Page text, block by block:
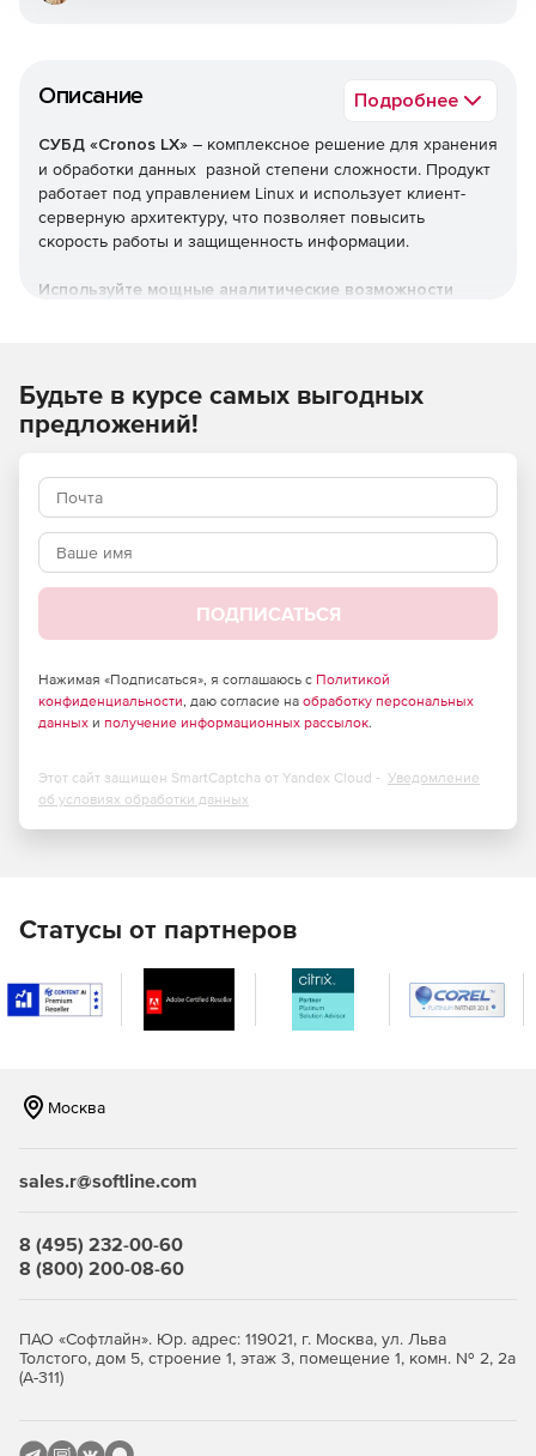
Описание Подробнее
СУБД «Cronos LX» – комплексное решение для хранения
и обработки данных разной степени сложности. Продукт
работает под управлением Linux и использует клиент-
серверную архитектуру, что позволяет повысить
скорость работы и защищенность информации.
Используйте мощные аналитические возможности
Основные преимущества
Высокая скорость работы и динамическое сжатие
Безопасность данных. Создание иерархической
системы делегирования прав доступа и
дополнительных методов защиты информации.
отчет.
Сетевая модель данных, отражающая иерархию
отображения связей объектов. Полезная опция для
информационно-аналитических подразделений и
Ключевые возможности
Организация и хранение данных
Использование полей типа «Файл».
независимых значений («множественных полей»).
Поиск и анализ
Будьте в курсе самых выгодных
предложений!
ПОДПИСАТЬСЯ
Нажимая «Подписаться», я соглашаюсь с Политикой
конфиденциальности, даю согласие на обработку персональных
данных и получение информационных рассылок.
Этот сайт защищен SmartCaptcha от Yandex Cloud - Уведомление
об условиях обработки данных
Статусы от партнеров
Москва
sales.r@softline.com
8 (495) 232-00-60
8 (800) 200-08-60
ПАО «Софтлайн». Юр. адрес: 119021, г. Москва, ул. Льва
Толстого, дом 5, строение 1, этаж 3, помещение 1, комн. № 2, 2а
(А-311)